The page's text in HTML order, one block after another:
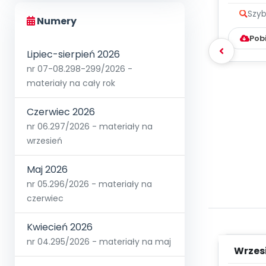
Numery
Lipiec-sierpień 2026
nr 07-08.298-299/2026 -
materiały na cały rok
Czerwiec 2026
nr 06.297/2026 - materiały na
wrzesień
Maj 2026
nr 05.296/2026 - materiały na
czerwiec
Kwiecień 2026
nr 04.295/2026 - materiały na maj